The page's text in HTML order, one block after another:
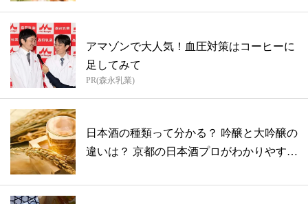
アマゾンで大人気！血圧対策はコーヒーに
足してみて
PR(森永乳業)
日本酒の種類って分かる？ 吟醸と大吟醸の
違いは？ 京都の日本酒プロがわかりやす